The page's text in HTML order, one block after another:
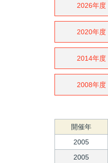
2026年度
2020年度
2014年度
2008年度
開催年
2005
2005